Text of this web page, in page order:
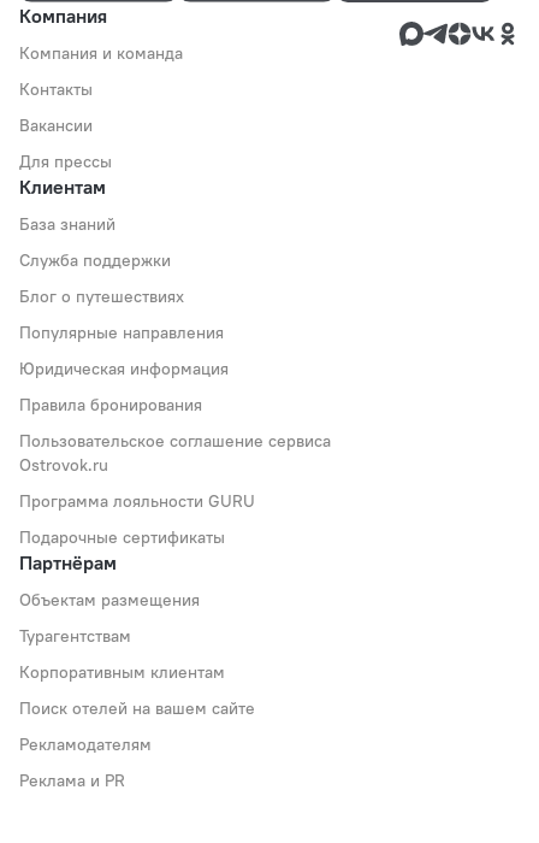
Компания
Компания и команда
Контакты
Вакансии
Для прессы
Клиентам
База знаний
Служба поддержки
Блог о путешествиях
Популярные направления
Юридическая информация
Правила бронирования
Пользовательское соглашение сервиса
Ostrovok.ru
Программа лояльности GURU
Подарочные сертификаты
Партнёрам
Объектам размещения
Турагентствам
Корпоративным клиентам
Поиск отелей на вашем сайте
Рекламодателям
Реклама и PR